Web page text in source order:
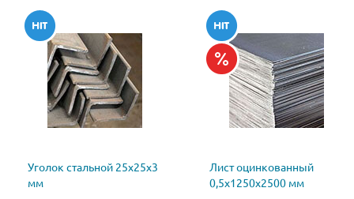
Уголок стальной 25х25х3
мм
Лист оцинкованный
0,5х1250х2500 мм